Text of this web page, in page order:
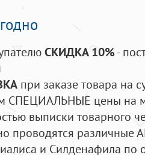
СКИДКА 10%-
при заказе товара на
СПЕЦИАЛЬНЫЕ цены на
выписки товарного
проводятся
и Силденафила по